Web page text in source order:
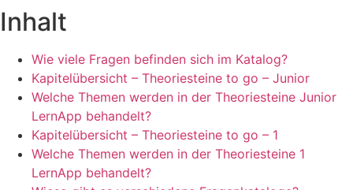
Inhalt
Wie viele Fragen befinden sich im Katalog?
Kapitelübersicht – Theoriesteine to go – Junior
Welche Themen werden in der Theoriesteine Junior
LernApp behandelt?
Kapitelübersicht – Theoriesteine to go – 1
Welche Themen werden in der Theoriesteine 1
LernApp behandelt?